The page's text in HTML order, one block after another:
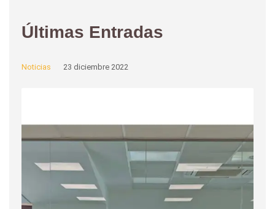
Últimas Entradas
Noticias 23 diciembre 2022